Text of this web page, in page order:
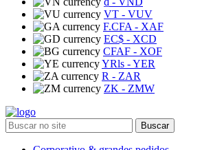
VT - VUV
F.CFA - XAF
EC$ - XCD
CFAF - XOF
YRls - YER
R - ZAR
ZK - ZMW
Buscar